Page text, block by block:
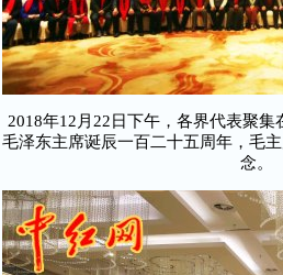
2018年12月22日下午，各界代表聚
毛泽东主席诞辰一百二十五周年，毛
念。